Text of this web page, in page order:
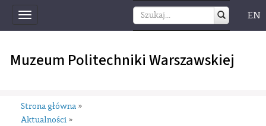
Toggle
navigation
EN
Muzeum Politechniki Warszawskiej
Strona główna »
Aktualności »